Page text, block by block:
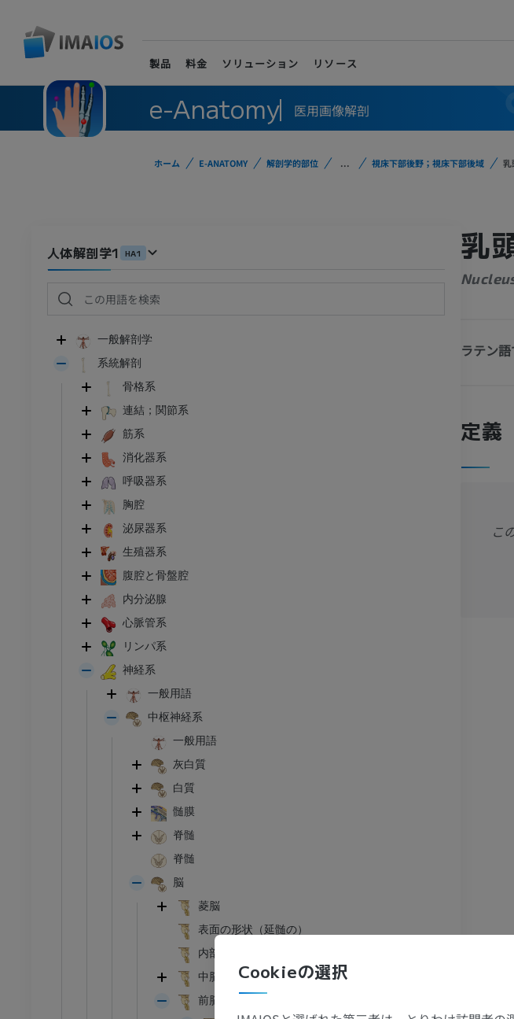
製品 料金 ソリューション リソース
e-Anatomy 医用画像解剖
ホーム E-ANATOMY 解剖学的部位 ... 視床下部後野；視床下部後域 乳
人体解剖学1 HA1
一般解剖学
系統解剖
骨格系
連結；関節系
筋系
消化器系
呼吸器系
胸腔
泌尿器系
生殖器系
腹腔と骨盤腔
内分泌腺
心脈管系
リンパ系
神経系
一般用語
中枢神経系
一般用語
灰白質
白質
髄膜
脊髄
脊髄
脳
菱脳
表面の形状（延髄の）
内部特徴
中脳
前脳
乳
ラテン
定義
こ
足首 - 足
足根MRI
プレミアム
前足MRI
MRI
プレミアム
Cookieの選択